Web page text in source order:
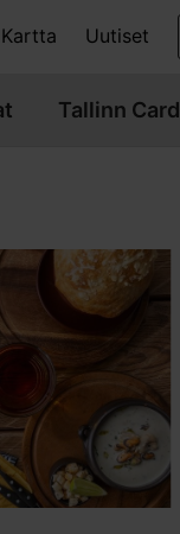
Kartta Uutiset
Tallinn Card